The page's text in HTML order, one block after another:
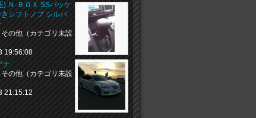
) Ｎ-ＢＯＸ SSパッケ
シフトノブ シルバ
の他（カテゴリ未設
19:56:08
ナ
の他（カテゴリ未設
21:15:12